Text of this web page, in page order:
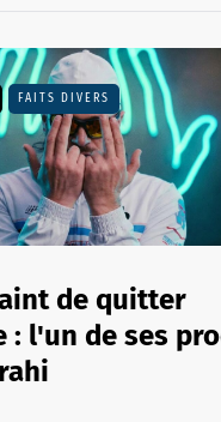
FAITS DIVERS
de quitter
: l'un de ses